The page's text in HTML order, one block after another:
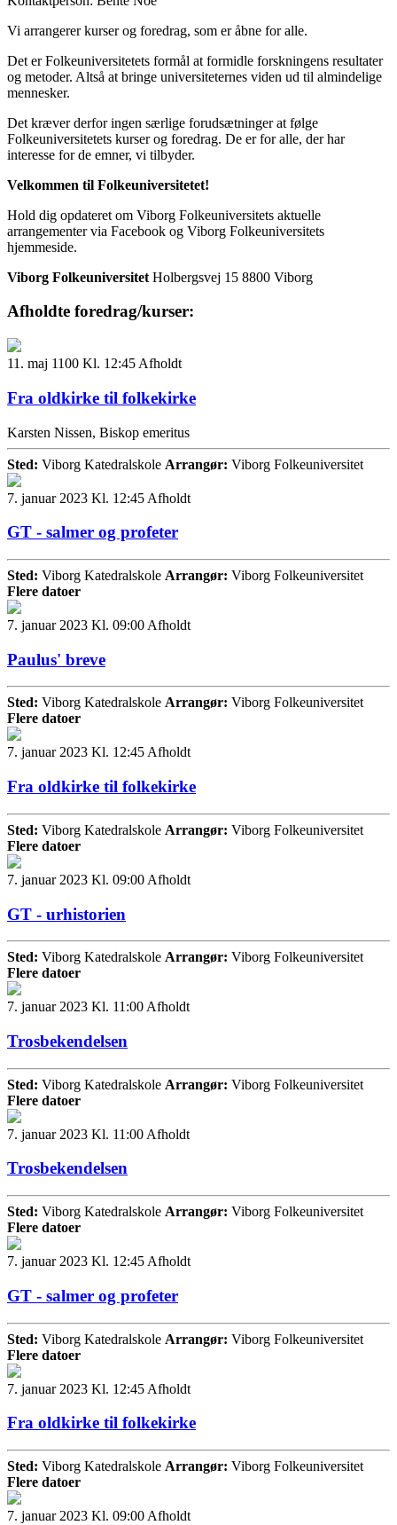
Vi arrangerer kurser og foredrag, som er åbne for alle.
Det er Folkeuniversitetets formål at formidle forskningens resultater
og metoder. Altså at bringe universiteternes viden ud til almindelige
mennesker.
Det kræver derfor ingen særlige forudsætninger at følge
Folkeuniversitetets kurser og foredrag. De er for alle, der har
interesse for de emner, vi tilbyder.
Velkommen til Folkeuniversitetet!
Hold dig opdateret om Viborg Folkeuniversitets aktuelle
arrangementer via Facebook og Viborg Folkeuniversitets
hjemmeside.
Viborg Folkeuniversitet Holbergsvej 15 8800 Viborg
Afholdte foredrag/kurser:
11. maj 1100 Kl. 12:45 Afholdt
Fra oldkirke til folkekirke
Karsten Nissen, Biskop emeritus
Sted: Viborg Katedralskole Arrangør: Viborg Folkeuniversitet
7. januar 2023 Kl. 12:45 Afholdt
GT - salmer og profeter
Sted: Viborg Katedralskole Arrangør: Viborg Folkeuniversitet
Flere datoer
7. januar 2023 Kl. 09:00 Afholdt
Paulus' breve
Sted: Viborg Katedralskole Arrangør: Viborg Folkeuniversitet
Flere datoer
7. januar 2023 Kl. 12:45Afholdt
Fra oldkirke til folkekirke
Sted: Viborg Katedralskole Arrangør: Viborg Folkeuniversitet
Flere datoer
7. januar 2023 Kl. 09:00 Afholdt
GT - urhistorien
Sted: Viborg Katedralskole Arrangør: Viborg Folkeuniversitet
Flere datoer
7. januar 2023 Kl. 11:00 Afholdt
Trosbekendelsen
Sted: Viborg Katedralskole Arrangør: Viborg Folkeuniversitet
Flere datoer
7. januar 2023 Kl. 11:00 Afholdt
Trosbekendelsen
Sted: Viborg Katedralskole Arrangør: Viborg Folkeuniversitet
Flere datoer
7. januar 2023 Kl. 12:45 Afholdt
GT - salmer og profeter
Sted: Viborg Katedralskole Arrangør: Viborg Folkeuniversitet
Flere datoer
7. januar 2023 Kl. 12:45 Afholdt
Fra oldkirke til folkekirke
Sted: Viborg Katedralskole Arrangør: Viborg Folkeuniversitet
Flere datoer
7. januar 2023 Kl. 09:00 Afholdt